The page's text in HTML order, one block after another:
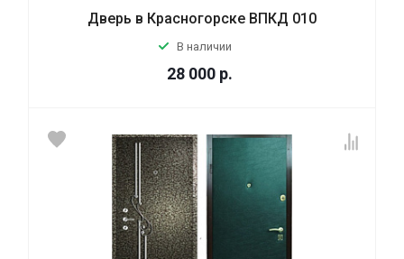
Дверь в Красногорске ВПКД 010
В наличии
28 000 р.